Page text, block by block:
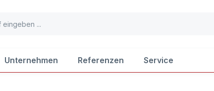
Unternehmen Referenzen Service